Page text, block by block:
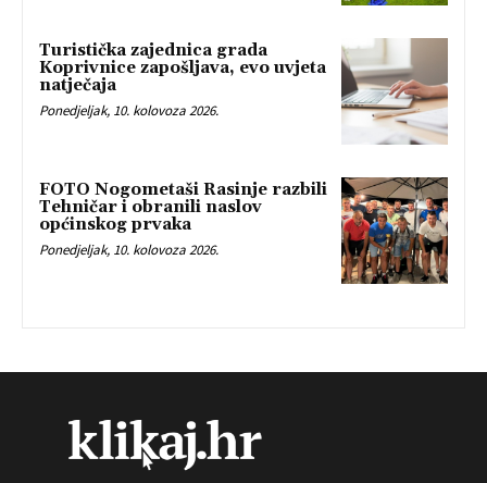
Turistička zajednica grada
Koprivnice zapošljava, evo uvjeta
natječaja
Ponedjeljak, 10. kolovoza 2026.
FOTO Nogometaši Rasinje razbili
Tehničar i obranili naslov
općinskog prvaka
Ponedjeljak, 10. kolovoza 2026.